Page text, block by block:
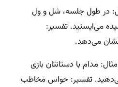
در طول جلسه، شل و ول
می‌ایستید. تفسیر:
می‌دهد.
مثال: مدام با دستانتان بازی
می‌دهید. تفسیر: حواس مخاطب